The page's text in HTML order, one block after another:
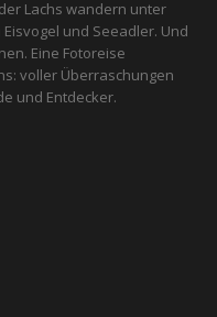
Lachs wandern unter
und See­adler. Und
Eine Fotoreise
voller Überraschungen
und Entdecker.